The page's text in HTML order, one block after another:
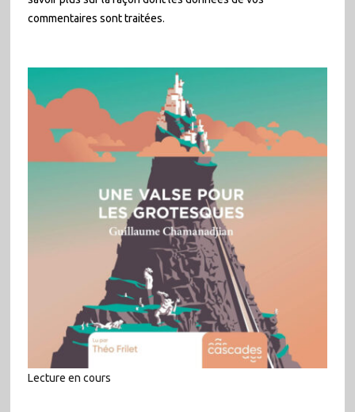
commentaires sont traitées.
Lecture en cours